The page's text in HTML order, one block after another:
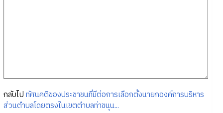
กลับไป ทัศนคติของประชาชนที่มีต่อการเลือกตั้งนายกองค์การบริหาร
ส่วนตำบลโดยตรงในเขตตำบลท่าขนุน...